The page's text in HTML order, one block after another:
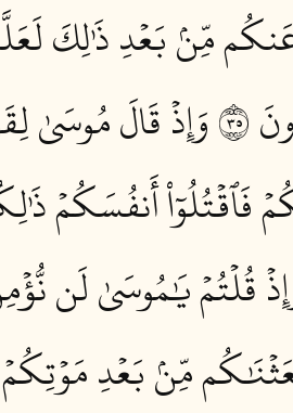
مِّنۢ بَعۡدِ ذَٰلِكَ
وَإِذۡ قَالَ مُوسَىٰ
فَٱقۡتُلُوٓاْ
قُلۡتُمۡ يَٰمُوسَىٰ لَن
مِّنۢ بَعۡدِ مَوۡتِكُمۡ